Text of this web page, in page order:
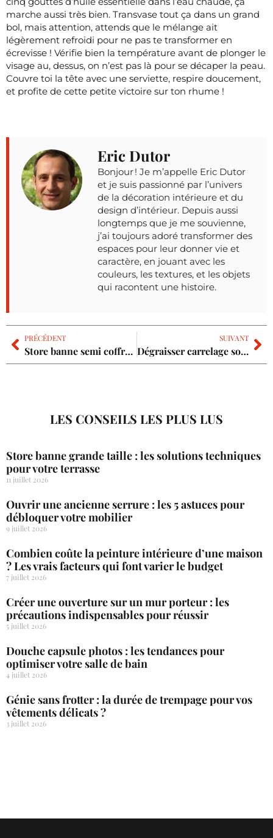
marche aussi très bien. Transvase tout ça dans un grand
bol, mais attention, attends que le mélange ait
légèrement refroidi pour ne pas te transformer en
écrevisse ! Vérifie bien la température avant de plonger le
visage au, dessus, on n’est pas là pour se décaper la peau.
Couvre toi la tête avec une serviette, respire doucement,
et profite de cette petite victoire sur ton rhume !
Eric Dutor
Bonjour ! Je m’appelle Eric Dutor
et je suis passionné par l’univers
de la décoration intérieure et du
design d’intérieur. Depuis aussi
longtemps que je me souvienne,
j’ai toujours adoré transformer des
espaces pour leur donner vie et
caractère, en jouant avec les
couleurs, les textures, et les objets
qui racontent une histoire.
PRÉCÉDENT
Store banne semi coffre : la solution idéale pour protéger votre terrasse ?
SUIVANT
Dégraisser carrelage sol : les 10 astuces naturelles pour un nettoyage efficace
LES CONSEILS LES PLUS LUS
Store banne grande taille : les solutions techniques
pour votre terrasse
11 juillet 2026
Ouvrir une ancienne serrure : les 5 astuces pour
débloquer votre mobilier
9 juillet 2026
Combien coûte la peinture intérieure d’une maison
? Les vrais facteurs qui font varier le budget
7 juillet 2026
Créer une ouverture sur un mur porteur : les
précautions indispensables pour réussir
5 juillet 2026
Douche capsule photos : les tendances pour
optimiser votre salle de bain
4 juillet 2026
Génie sans frotter : la durée de trempage pour vos
vêtements délicats ?
3 juillet 2026